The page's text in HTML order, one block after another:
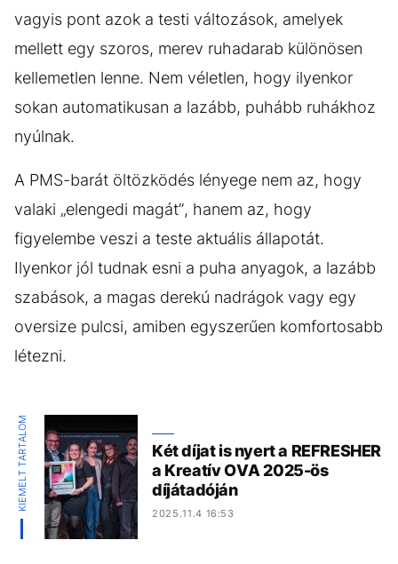
vagyis pont azok a testi változások, amelyek
mellett egy szoros, merev ruhadarab különösen
kellemetlen lenne. Nem véletlen, hogy ilyenkor
sokan automatikusan a lazább, puhább ruhákhoz
nyúlnak.
A PMS-barát öltözködés lényege nem az, hogy
valaki „elengedi magát”, hanem az, hogy
figyelembe veszi a teste aktuális állapotát.
Ilyenkor jól tudnak esni a puha anyagok, a lazább
szabások, a magas derekú nadrágok vagy egy
oversize pulcsi, amiben egyszerűen komfortosabb
létezni.
KIEMELT TARTALOM
Két díjat is nyert a REFRESHER
a Kreatív OVA 2025-ös
díjátadóján
2025.11.4 16:53